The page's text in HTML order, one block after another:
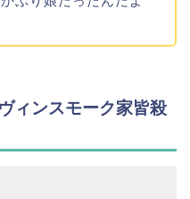
ィンスモーク家皆殺